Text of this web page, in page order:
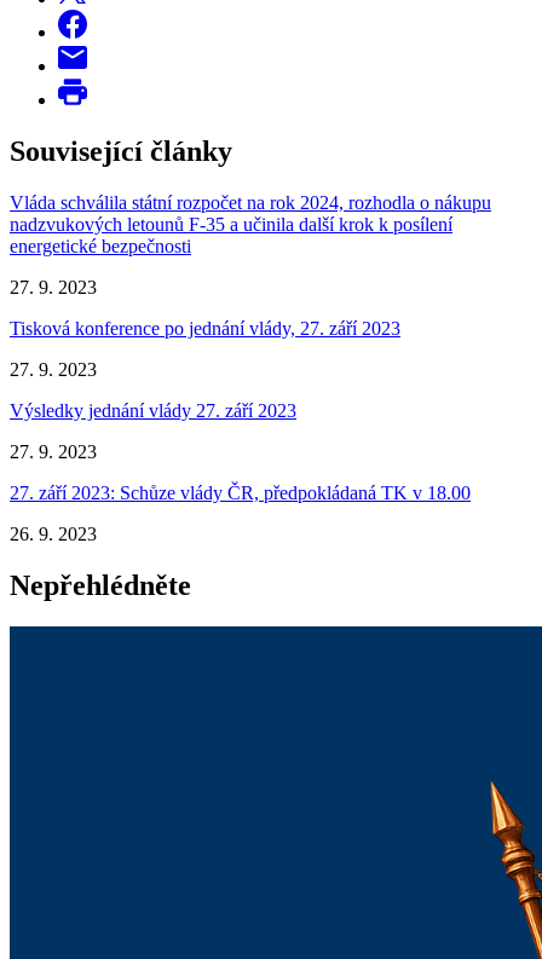
Související články
Vláda schválila státní rozpočet na rok 2024, rozhodla o nákupu
nadzvukových letounů F-35 a učinila další krok k posílení
energetické bezpečnosti
27. 9. 2023
Tisková konference po jednání vlády, 27. září 2023
27. 9. 2023
Výsledky jednání vlády 27. září 2023
27. 9. 2023
27. září 2023: Schůze vlády ČR, předpokládaná TK v 18.00
26. 9. 2023
Nepřehlédněte